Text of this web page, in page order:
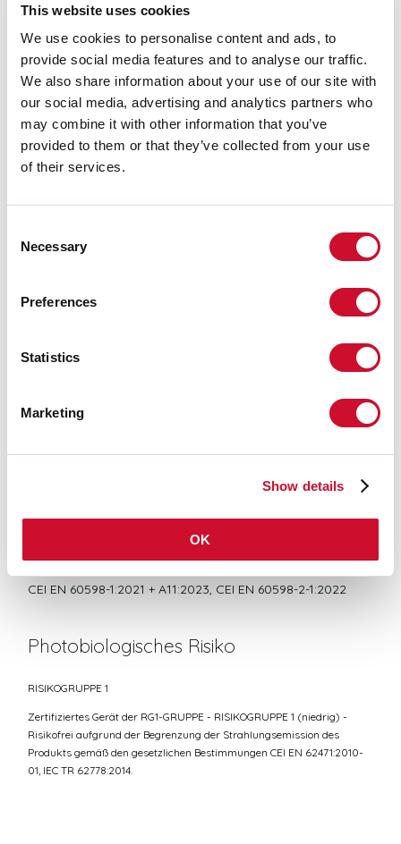
This website uses cookies
We use cookies to personalise content and ads, to
provide social media features and to analyse our traffic.
We also share information about your use of our site with
our social media, advertising and analytics partners who
may combine it with other information that you’ve
provided to them or that they’ve collected from your use
of their services.
Selection
Necessary
Preferences
Statistics
Marketing
Show details
OK
Lebensdauer LED:
30000h L70 B20
Download
PHOTOMETRIEN
AUSZUG AUS DEM KATALOG
CE-ZERTIFIZIERUNGEN
Übereinstimmung
CEI EN 60598-1:2021 + A11:2023, CEI EN 60598-2-1:2022
Photobiologisches Risiko
RISIKOGRUPPE 1
Zertifiziertes Gerät der RG1-GRUPPE - RISIKOGRUPPE 1 (niedrig) -
Risikofrei aufgrund der Begrenzung der Strahlungsemission des
Produkts gemäß den gesetzlichen Bestimmungen CEI EN 62471:2010-
01, IEC TR 62778:2014.